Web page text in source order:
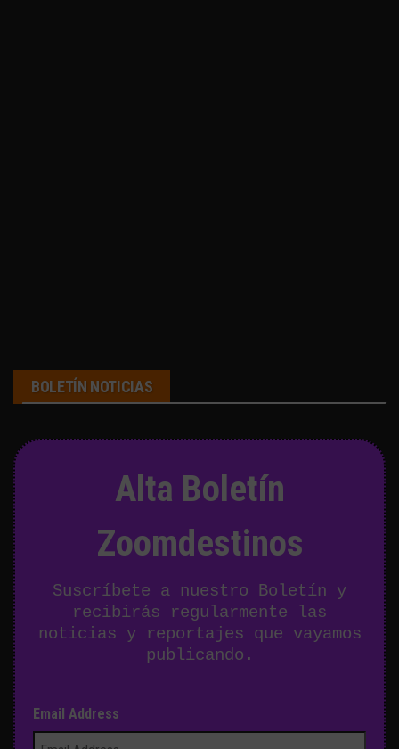
BOLETÍN NOTICIAS
Alta Boletín
Zoomdestinos
Suscríbete a nuestro Boletín y
recibirás regularmente las
noticias y reportajes que vayamos
publicando.
Email Address